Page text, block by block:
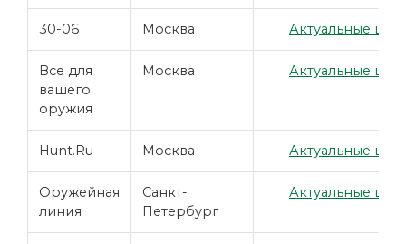
30-06 Москва Актуальные
Все для
вашего
оружия
Москва Актуальные
Hunt.Ru Москва Актуальные
Оружейная
линия
Санкт-
Петербург
Актуальные